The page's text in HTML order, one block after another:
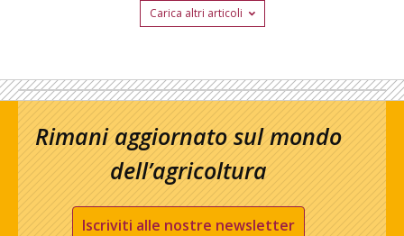
Carica altri articoli
Rimani aggiornato sul mondo
dell’agricoltura
Iscriviti alle nostre newsletter